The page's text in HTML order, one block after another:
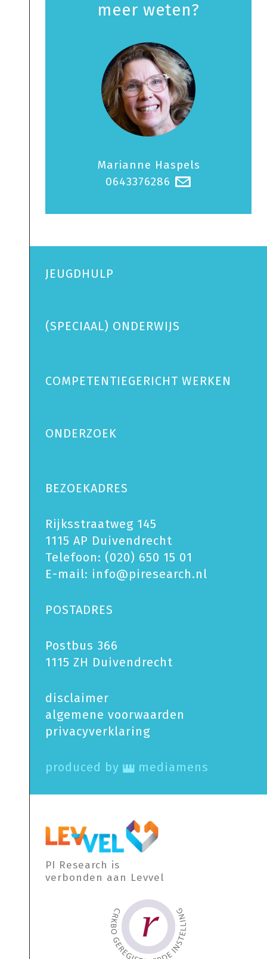
meer weten?
Marianne Haspels
0643376286
@
JEUGDHULP
(SPECIAAL) ONDERWIJS
COMPETENTIEGERICHT WERKEN
ONDERZOEK
BEZOEKADRES
Rijksstraatweg 145
1115 AP Duivendrecht
Telefoon: (020) 650 15 01
E-mail: info@piresearch.nl
POSTADRES
Postbus 366
1115 ZH Duivendrecht
disclaimer
algemene voorwaarden
privacy­verklaring
produced by mediamens
PI Research is
verbonden aan Levvel